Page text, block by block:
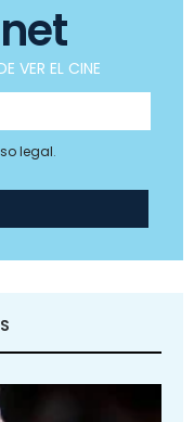
VER EL CINE
legal.